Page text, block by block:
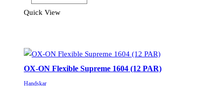
-
(12
PAR)
mängd
Quick View
OX-ON Flexible Supreme 1604 (12 PAR)
Handskar